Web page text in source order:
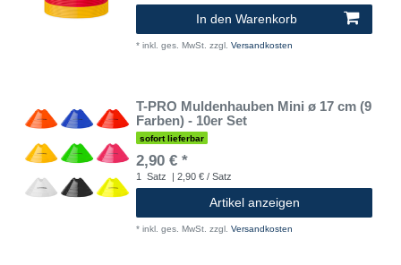
In den Warenkorb
* inkl. ges. MwSt. zzgl. Versandkosten
T-PRO Muldenhauben Mini ø 17 cm (9
Farben) - 10er Set
sofort lieferbar
2,90 € *
1 Satz | 2,90 € / Satz
Artikel anzeigen
* inkl. ges. MwSt. zzgl. Versandkosten